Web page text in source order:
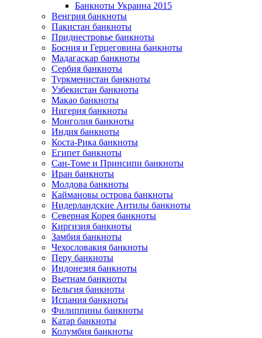
Банкноты Украина 2015
Венгрия банкноты
Пакистан банкноты
Приднестровье банкноты
Босния и Герцеговина банкноты
Мадагаскар банкноты
Сербия банкноты
Туркменистан банкноты
Узбекистан банкноты
Макао банкноты
Нигерия банкноты
Монголия банкноты
Индия банкноты
Коста-Рика банкноты
Египет банкноты
Сан-Томе и Принсипи банкноты
Иран банкноты
Молдова банкноты
Каймановы острова банкноты
Нидерландские Антилы банкноты
Северная Корея банкноты
Киргизия банкноты
Замбия банкноты
Чехословакия банкноты
Перу банкноты
Индонезия банкноты
Вьетнам банкноты
Бельгия банкноты
Испания банкноты
Филиппины банкноты
Катар банкноты
Колумбия банкноты